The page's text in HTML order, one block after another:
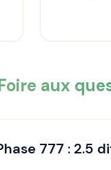
aux
777 : 2.5